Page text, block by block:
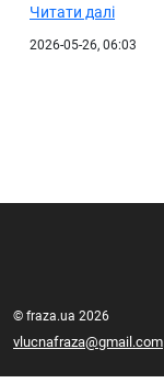
Читати далі
2026-05-26, 06:03
© fraza.ua 2026
vlucnafraza@gmail.com